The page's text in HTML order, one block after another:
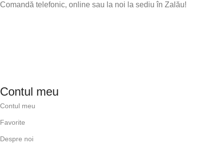
Comandă telefonic, online sau la noi la sediu în Zalău!
Contul meu
Contul meu
Favorite
Despre noi